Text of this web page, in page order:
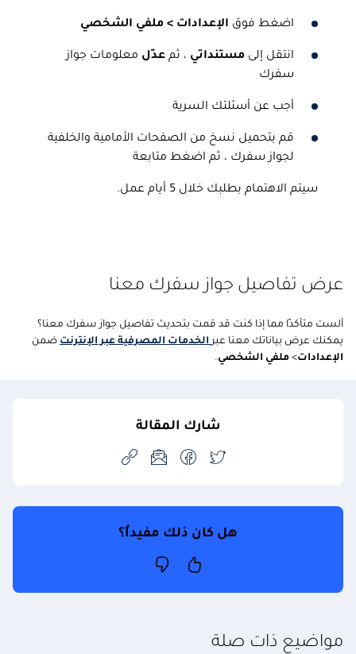
اضغط فوق الإعدادات > ملفي الشخصي
انتقل إلى مستنداتي ، ثم عدّل معلومات جواز
سفرك
أجب عن أسئلتك السرية
قم بتحميل نسخ من الصفحات الأمامية والخلفية
لجواز سفرك ، ثم اضغط متابعة
سيتم الاهتمام بطلبك خلال 5 أيام عمل.
عرض تفاصيل جواز سفرك معنا
ألست متأكدًا مما إذا كنت قد قمت بتحديث تفاصيل جواز سفرك معنا؟
يمكنك عرض بياناتك معنا عبرالخدمات المصرفية عبر الإنترنت ضمن
الإعدادات> ملفي الشخصي.
شارك المقالة
هل كان ذلك مفيداُ؟
مواضيع ذات صلة